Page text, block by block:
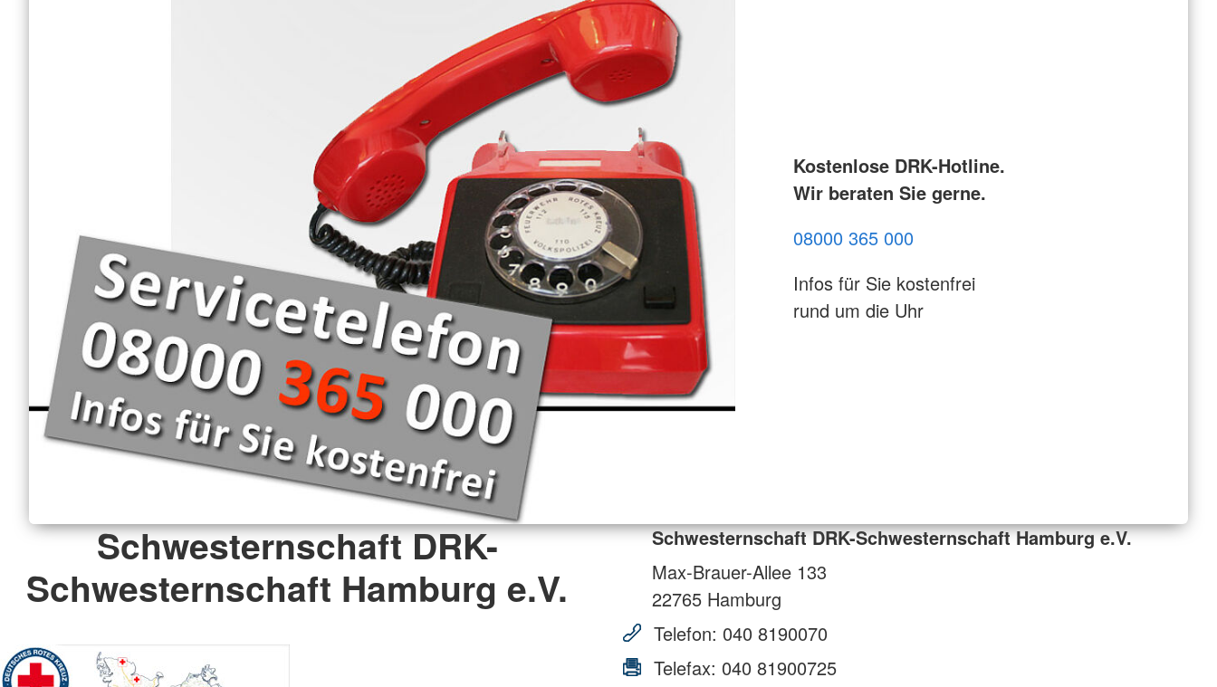
Kostenlose DRK-Hotline.
Wir beraten Sie gerne.
08000 365 000
Infos für Sie kostenfrei
rund um die Uhr
Schwesternschaft DRK-
Schwesternschaft Hamburg e.V.
Schwesternschaft DRK-Schwesternschaft Hamburg e.V.
Max-Brauer-Allee 133
22765 Hamburg
Telefon: 040 8190070
Telefax: 040 81900725